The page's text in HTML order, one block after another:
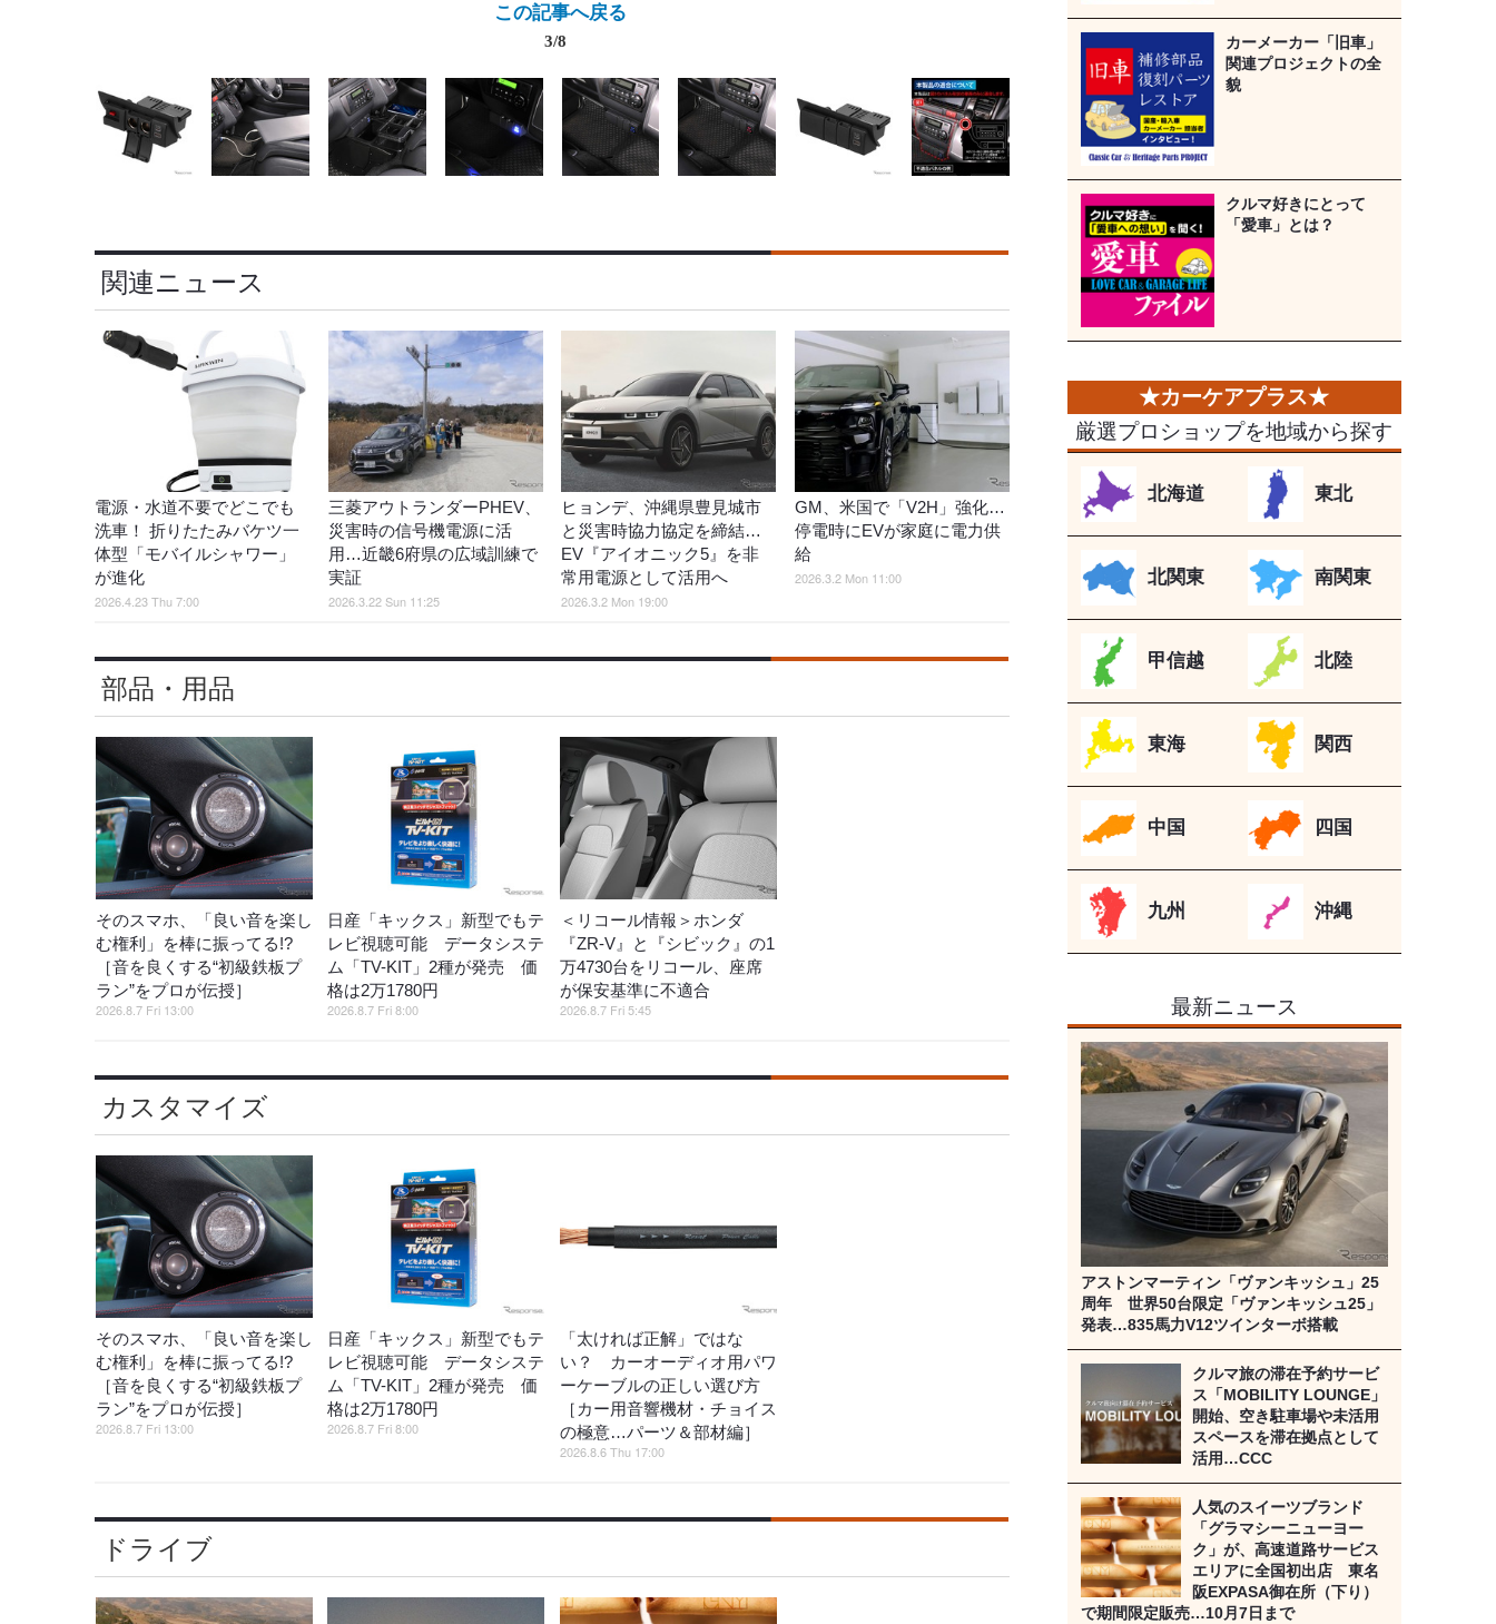
この記事へ戻る
3/8
関連ニュース
電源・水道不要でどこでも
洗車！ 折りたたみバケツ一
体型「モバイルシャワー」
が進化
2026.4.23 Thu 7:00
三菱アウトランダーPHEV、
災害時の信号機電源に活
用…近畿6府県の広域訓練で
実証
2026.3.22 Sun 11:25
ヒョンデ、沖縄県豊見城市
と災害時協力協定を締結…
EV『アイオニック5』を非
常用電源として活用へ
2026.3.2 Mon 19:00
GM、米国で「V2H」強化…
停電時にEVが家庭に電力供
給
2026.3.2 Mon 11:00
部品・用品
そのスマホ、「良い音を楽し
む権利」を棒に振ってる!?
［音を良くする“初級鉄板プ
ラン”をプロが伝授］
2026.8.7 Fri 13:00
日産「キックス」新型でもテ
レビ視聴可能 データシステ
ム「TV-KIT」2種が発売 価
格は2万1780円
2026.8.7 Fri 8:00
＜リコール情報＞ホンダ
『ZR-V』と『シビック』の1
万4730台をリコール、座席
が保安基準に不適合
2026.8.7 Fri 5:45
カスタマイズ
そのスマホ、「良い音を楽し
む権利」を棒に振ってる!?
［音を良くする“初級鉄板プ
ラン”をプロが伝授］
2026.8.7 Fri 13:00
日産「キックス」新型でもテ
レビ視聴可能 データシステ
ム「TV-KIT」2種が発売 価
格は2万1780円
2026.8.7 Fri 8:00
「太ければ正解」ではな
い？ カーオーディオ用パワ
ーケーブルの正しい選び方
［カー用音響機材・チョイス
の極意…パーツ＆部材編］
2026.8.6 Thu 17:00
ドライブ
カーメーカー「旧車」
関連プロジェクトの全
貌
クルマ好きにとって
「愛車」とは？
厳選プロショップを地域から探す
北海道 東北
北関東 南関東
甲信越 北陸
東海 関西
中国 四国
九州 沖縄
最新ニュース
アストンマーティン「ヴァンキッシュ」25
周年 世界50台限定「ヴァンキッシュ25」
発表…835馬力V12ツインターボ搭載
クルマ旅の滞在予約サービ
ス「MOBILITY LOUNGE」
開始、空き駐車場や未活用
スペースを滞在拠点として
活用…CCC
人気のスイーツブランド
「グラマシーニューヨー
ク」が、高速道路サービス
エリアに全国初出店 東名
阪EXPASA御在所（下り）
で期間限定販売…10月7日まで